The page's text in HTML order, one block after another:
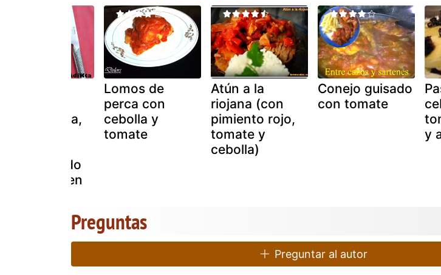
salado
kitchen
Lomos de
perca con
cebolla y
tomate
Atún a la
riojana (con
pimiento rojo,
tomate y
cebolla)
Conejo guisado
con tomate
y
Preguntas
Preguntar al autor